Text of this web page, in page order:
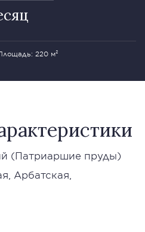
220 м²
(Патриаршие пруды)
Арбатская